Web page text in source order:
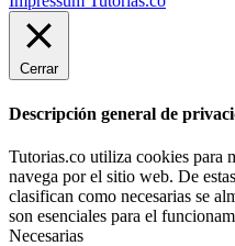
Cerrar
Descripción general de
Tutorias.co utiliza cookies para
navega por el sitio web. De
clasifican como necesarias se
son esenciales para el
Necesarias